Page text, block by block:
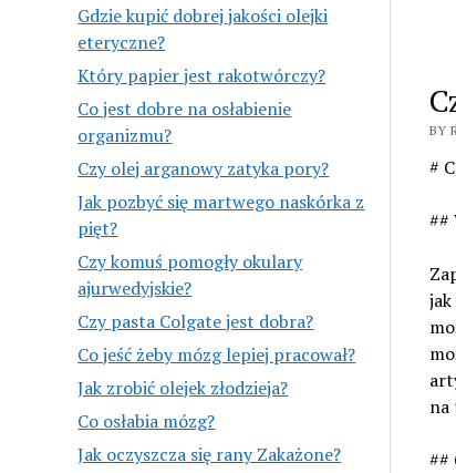
Gdzie kupić dobrej jakości olejki
eteryczne?
Który papier jest rakotwórczy?
Co jest dobre na osłabienie
organizmu?
Czy olej arganowy zatyka pory?
Jak pozbyć się martwego naskórka z
pięt?
Czy komuś pomogły okulary
ajurwedyjskie?
Czy pasta Colgate jest dobra?
Co jeść żeby mózg lepiej pracował?
Jak zrobić olejek złodzieja?
Co osłabia mózg?
Jak oczyszcza się rany Zakażone?
BY
#
##
na
##